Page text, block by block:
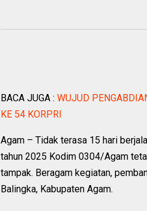
BACA JUGA : WUJUD
KE 54 KORPRI
Agam – Tidak terasa 15 hari
tahun 2025 Kodim 0304/Agam
tampak. Beragam kegiatan,
Balingka, Kabupaten Agam.